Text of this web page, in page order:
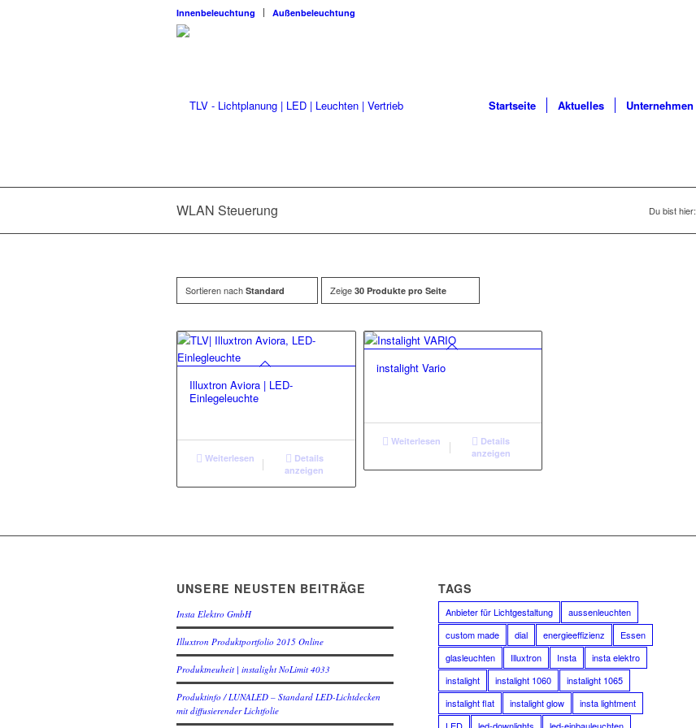
Innenbeleuchtung Außenbeleuchtung
Startseite Aktuelles Unternehmen
WLAN Steuerung Du bist hier:
Sortieren nach Standard Zeige 30 Produkte pro Seite
Illuxtron Aviora | LED-
Einlegeleuchte
Weiterlesen
Details
anzeigen
instalight Vario
Weiterlesen
Details
anzeigen
UNSERE NEUSTEN BEITRÄGE
Insta Elektro GmbH
Illuxtron Produktportfolio 2015 Online
Produktneuheit | instalight NoLimit 4033
Produktinfo / LUNALED – Standard LED-Lichtdecken
mit diffusierender Lichtfolie
TAGS
Anbieter für Lichtgestaltung
aussenleuchten
custom made
dial energieeffizienz
Essen
glasleuchten
Illuxtron Insta
insta elektro
instalight
instalight 1060
instalight 1065
instalight flat
instalight glow
insta lightment